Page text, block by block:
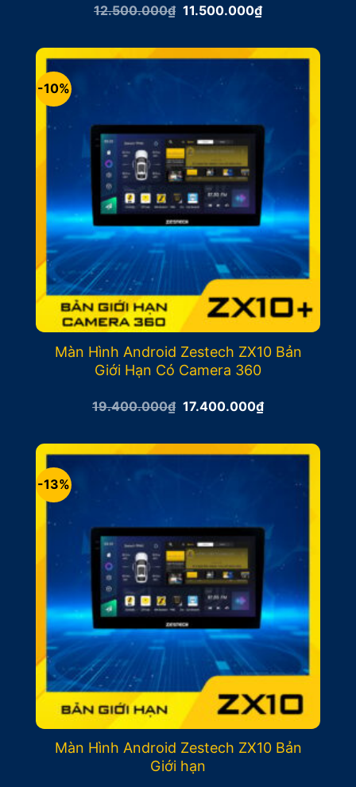
12.500.000₫ Giá
12.500.000₫.
11.500.000₫Giá
hiện
là:
11.500.000₫.
-10%
Màn Hình Android Zestech ZX10 Bản
Giới Hạn Có Camera 360
19.400.000₫ Giá
19.400.000₫.
17.400.000₫Giá
hiện
là:
17.400.000₫.
-13%
Màn Hình Android Zestech ZX10 Bản
Giới hạn